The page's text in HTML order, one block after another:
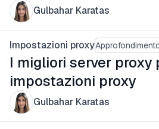
Gulbahar Karatas
Impostazioni proxy
I migliori server proxy
impostazioni proxy
Gulbahar Karatas